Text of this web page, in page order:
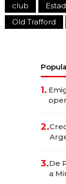
club
Old Trafford
1.
2.
las
3.De
a